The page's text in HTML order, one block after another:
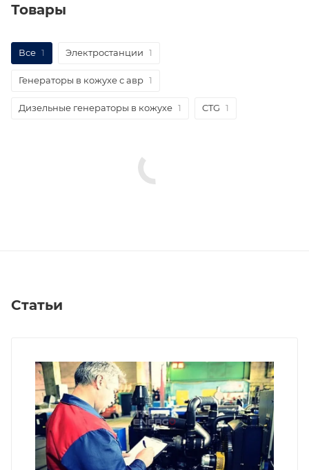
Товары
Все 1 Электростанции 1
Генераторы в кожухе с авр 1
Дизельные генераторы в кожухе 1 CTG 1
Статьи